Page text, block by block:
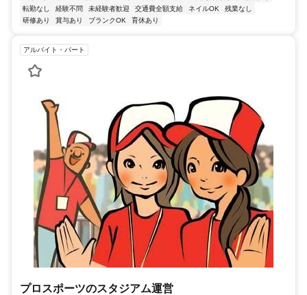
転勤なし
経験不問 未経験者歓迎 交通費全額支給 ネイルOK
残業なし
研修あり
賞与あり ブランクOK 育休あり
アルバイト・パート
プロスポーツのスタジアム運営